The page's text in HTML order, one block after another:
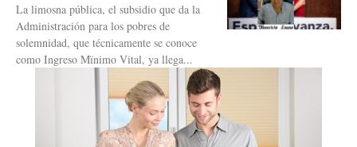
La limosna pública, el subsidio que da la
Administración para los pobres de
solemnidad, que técnicamente se conoce
como Ingreso Mïnimo Vital, ya llega...